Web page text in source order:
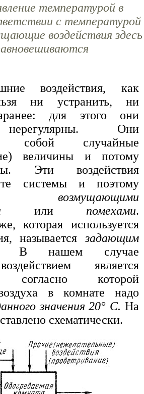
температурой в
с температурой
воздействия здесь
воздействия, как
ни устранить, ни
для этого они
Они
собой случайные
величины и потому
Эти воздействия
системы и поэтому
возмущающими
или помехами.
которая используется
называетсязадающим
В нашем случае
является
согласно которой
в комнате надо
значения 20° С. На
схематически.